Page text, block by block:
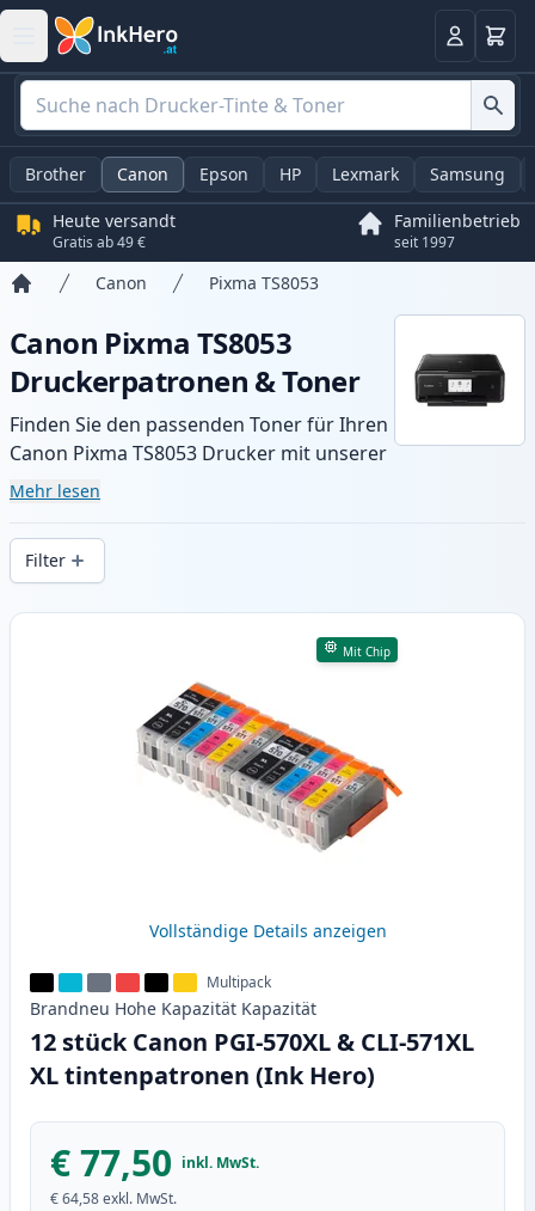
Anmelden
Brother Canon Epson HP Lexmark Samsung
Heute versandt
Gratis ab 49 €
Familienbetrieb
seit 1997
Canon Pixma TS8053
Canon Pixma TS8053
Druckerpatronen & Toner
Finden Sie den passenden Toner für Ihren
Canon Pixma TS8053 Drucker mit unserer
Auswahl an kompatiblen und XL-Patronen.
Druckqualität und schnellem Versand aus
lokalem Lager in .
Mehr lesen
Filter
Produkte
Mit Chip
Vollständige Details anzeigen
Multipack
Brandneu Hohe Kapazität Kapazität
12 stück Canon PGI-570XL & CLI-571XL
XL tintenpatronen (Ink Hero)
€ 77,50 inkl. MwSt.
€ 64,58exkl. MwSt.